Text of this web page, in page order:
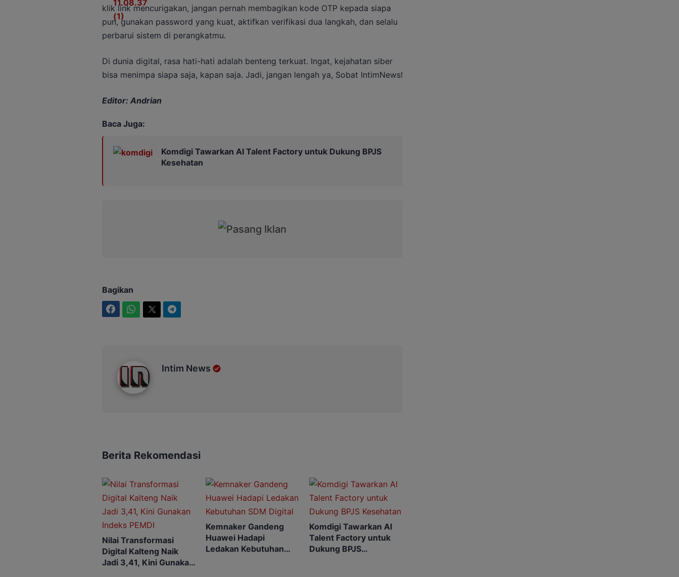
klik link mencurigakan, jangan pernah membagikan kode OTP kepada siapa
pun, gunakan password yang kuat, aktifkan verifikasi dua langkah, dan selalu
perbarui sistem di perangkatmu.
Di dunia digital, rasa hati-hati adalah benteng terkuat. Ingat, kejahatan siber
bisa menimpa siapa saja, kapan saja. Jadi, jangan lengah ya, Sobat IntimNews!
Editor: Andrian
Baca Juga:
Komdigi Tawarkan AI Talent Factory untuk Dukung BPJS
Kesehatan
Bagikan
Intim News
Berita Rekomendasi
Nilai Transformasi
Digital Kalteng Naik
Jadi 3,41, Kini Gunakan
Kemnaker Gandeng
Huawei Hadapi
Ledakan Kebutuhan
Komdigi Tawarkan AI
Talent Factory untuk
Dukung BPJS